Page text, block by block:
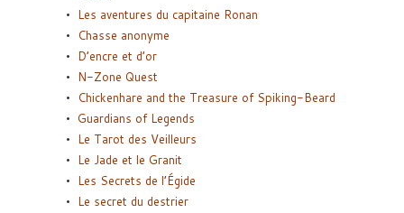
Les aventures du capitaine Ronan
Chasse anonyme
D’encre et d’or
N-Zone Quest
Chickenhare and the Treasure of Spiking-Beard
Guardians of Legends
Le Tarot des Veilleurs
Le Jade et le Granit
Les Secrets de l’Égide
Le secret du destrier